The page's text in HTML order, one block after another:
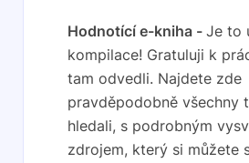
Hodnotící e-kniha
Je to
kompilace! Gratuluji k
tam odvedli. Najdete zde
pravděpodobně všechny
hledali, s podrobným
zdrojem, který si můžete